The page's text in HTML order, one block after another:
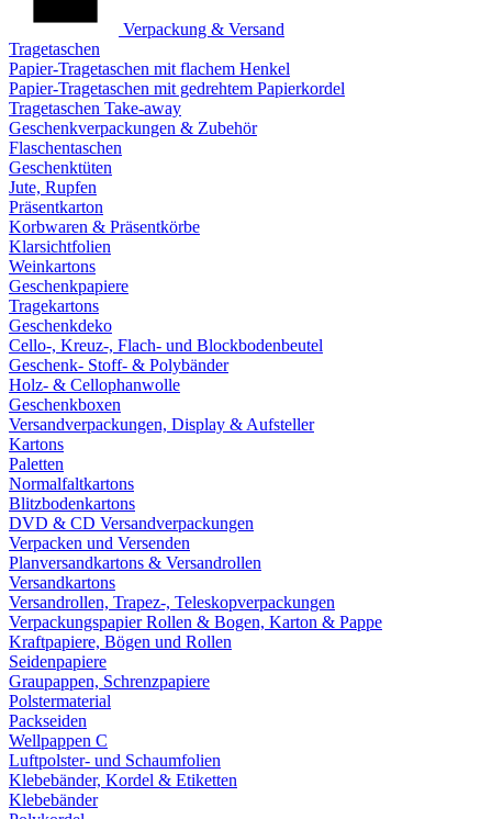
Verpackung & Versand
Tragetaschen
Papier-Tragetaschen mit flachem Henkel
Papier-Tragetaschen mit gedrehtem Papierkordel
Tragetaschen Take-away
Geschenkverpackungen & Zubehör
Flaschentaschen
Geschenktüten
Jute, Rupfen
Präsentkarton
Korbwaren & Präsentkörbe
Klarsichtfolien
Weinkartons
Geschenkpapiere
Tragekartons
Geschenkdeko
Cello-, Kreuz-, Flach- und Blockbodenbeutel
Geschenk- Stoff- & Polybänder
Holz- & Cellophanwolle
Geschenkboxen
Versandverpackungen, Display & Aufsteller
Kartons
Paletten
Normalfaltkartons
Blitzbodenkartons
DVD & CD Versandverpackungen
Verpacken und Versenden
Planversandkartons & Versandrollen
Versandkartons
Versandrollen, Trapez-, Teleskopverpackungen
Verpackungspapier Rollen & Bogen, Karton & Pappe
Kraftpapiere, Bögen und Rollen
Seidenpapiere
Graupappen, Schrenzpapiere
Polstermaterial
Packseiden
Wellpappen C
Luftpolster- und Schaumfolien
Klebebänder, Kordel & Etiketten
Klebebänder